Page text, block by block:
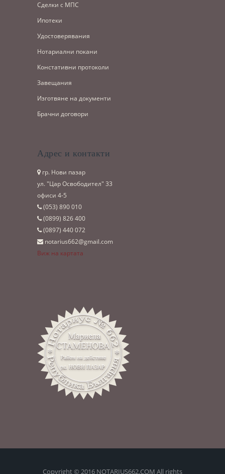
Сделки с МПС
Ипотеки
Удостоверявания
Нотариални покани
Констативни протоколи
Завещания
Изготвяне на документи
Брачни договори
Адрес и контакти
гр. Нови пазар
ул. "Цар Освободител" 33
офиси 4-5
(053)­ 890 010
(0899)­ 826 400
(0897)­ 440 072
notarius662@gmail.com
Виж на картата
Copyright © 2016 NOTARIUS662.COM All rights